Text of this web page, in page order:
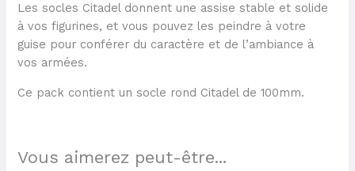
Les socles Citadel donnent une assise stable et solide
à vos figurines, et vous pouvez les peindre à votre
guise pour conférer du caractère et de l’ambiance à
vos armées.
Ce pack contient un socle rond Citadel de 100mm.
Vous aimerez peut-être...